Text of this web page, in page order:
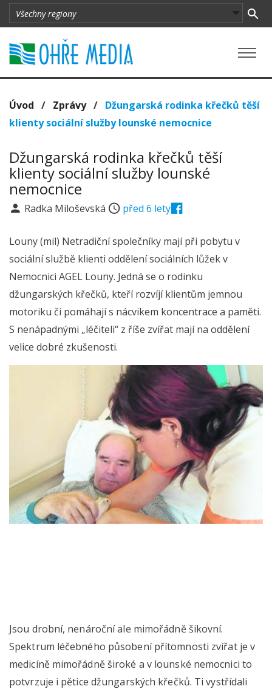
Úvod / Zprávy/ Džungarská rodinka křečků těší
klienty sociální služby lounské nemocnice
Džungarská rodinka křečků těší
klienty sociální služby lounské
nemocnice
Radka Miloševská před 6 lety
Louny (mil) Netradiční společníky mají při pobytu v
sociální službě klienti oddělení sociálních lůžek v
Nemocnici AGEL Louny. Jedná se o rodinku
džungarských křečků, kteří rozvíjí klientům jemnou
motoriku či pomáhají s nácvikem koncentrace a paměti.
S nenápadnými „léčiteli“ z říše zvířat mají na oddělení
velice dobré zkušenosti.
Jsou drobní, nenároční ale mimořádně šikovní.
Spektrum léčebného působení přítomnosti zvířat je v
medicíně mimořádně široké a v lounské nemocnici to
potvrzuje i pětice džungarských křečků. Ti vystřídali